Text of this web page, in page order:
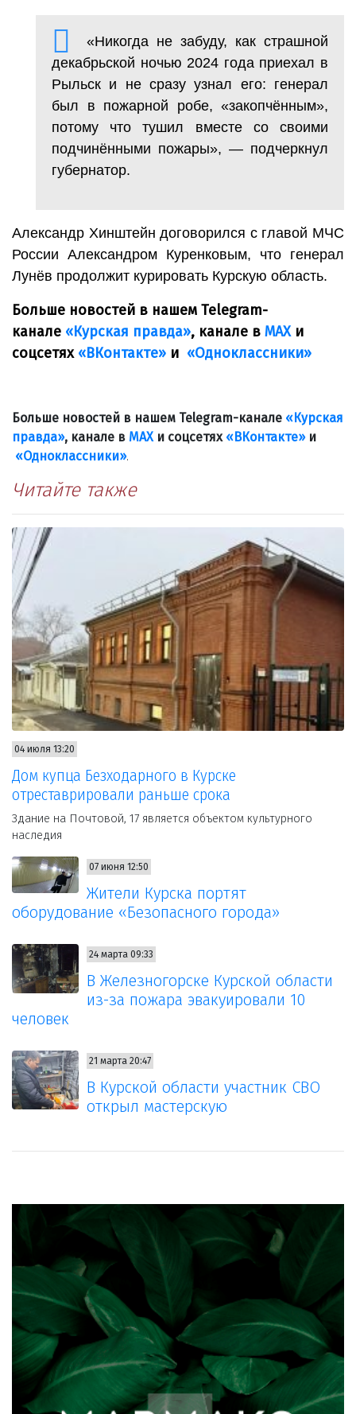
«Никогда не забуду, как страшной
декабрьской ночью 2024 года приехал в
Рыльск и не сразу узнал его: генерал
был в пожарной робе, «закопчённым»,
потому что тушил вместе со своими
подчинёнными пожары», — подчеркнул
губернатор.
Александр Хинштейн договорился с главой МЧС
России Александром Куренковым, что генерал
Лунёв продолжит курировать Курскую область.
Больше новостей в нашем Telegram-
канале «Курская правда», канале в МАХи
соцсетях «ВКонтакте» и «Одноклассники»
Больше новостей в нашем Telegram-канале «Курская
правда», канале в МАХи соцсетях «ВКонтакте»и
«Одноклассники».
Читайте также
04 июля 13:20
Дом купца Безходарного в Курске
отреставрировали раньше срока
Здание на Почтовой, 17 является объектом культурного
наследия
07 июня 12:50
Жители Курска портят
оборудование «Безопасного города»
24 марта 09:33
В Железногорске Курской области
из-за пожара эвакуировали 10
человек
21 марта 20:47
В Курской области участник СВО
открыл мастерскую